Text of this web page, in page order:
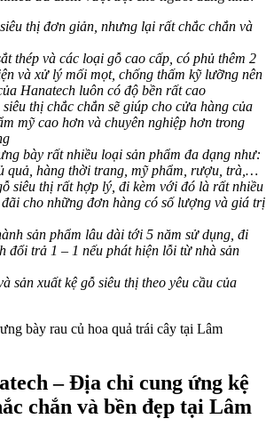
thị đơn giản, nhưng lại rất chắc chắn và
thép và các loại gỗ cao cấp, có phủ thêm 2
và xử lý mối mọt, chống thấm kỹ lưỡng nên
Hanatech luôn có độ bền rất cao
thị chắc chắn sẽ giúp cho cửa hàng của
mỹ cao hơn và chuyên nghiệp hơn trong
bày rất nhiều loại sản phẩm đa dạng như:
quả, hàng thời trang, mỹ phẩm, rượu, trà,…
siêu thị rất hợp lý, đi kèm với đó là rất nhiều
cho những đơn hàng có số lượng và giá trị
sản phẩm lâu dài tới 5 năm sử dụng, đi
đổi trả 1 – 1 nếu phát hiện lỗi từ nhà sản
sản xuất kệ gỗ siêu thị theo yêu cầu của
– Địa chỉ cung ứng kệ
chắn và bền đẹp tại Lâm